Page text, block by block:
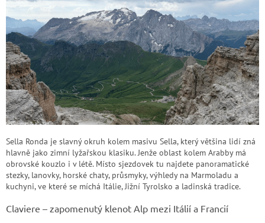
Sella Ronda je slavný okruh kolem masivu Sella, který většina lidí zná
hlavně jako zimní lyžařskou klasiku. Jenže oblast kolem Arabby má
obrovské kouzlo i v létě. Místo sjezdovek tu najdete panoramatické
stezky, lanovky, horské chaty, průsmyky, výhledy na Marmoladu a
kuchyni, ve které se míchá Itálie, Jižní Tyrolsko a ladinská tradice.
Claviere – zapomenutý klenot Alp mezi Itálií a Francií